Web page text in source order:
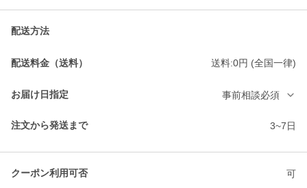
配送方法
配送料金（送料） 送料:0円 (全国一律)
お届け日指定 事前相談必須
注文から発送まで 3~7日
クーポン利用可否 可